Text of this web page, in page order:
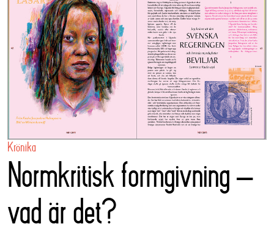
Krönika
Normkritisk formgivning –
vad är det?